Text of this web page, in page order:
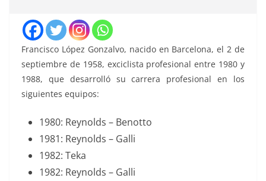
Francisco López Gonzalvo, nacido en Barcelona, el 2 de
septiembre de 1958, exciclista profesional entre 1980 y
1988, que desarrolló su carrera profesional en los
siguientes equipos:
1980: Reynolds – Benotto
1981: Reynolds – Galli
1982: Teka
1982: Reynolds – Galli